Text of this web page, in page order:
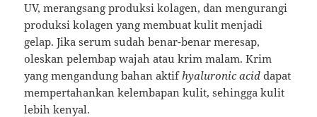
UV, merangsang produksi kolagen, dan mengurangi
produksi kolagen yang membuat kulit menjadi
gelap. Jika serum sudah benar-benar meresap,
oleskan pelembap wajah atau krim malam. Krim
yang mengandung bahan aktif hyaluronic aciddapat
mempertahankan kelembapan kulit, sehingga kulit
lebih kenyal.